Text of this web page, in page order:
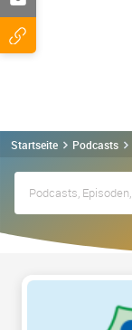
Startseite Podcasts